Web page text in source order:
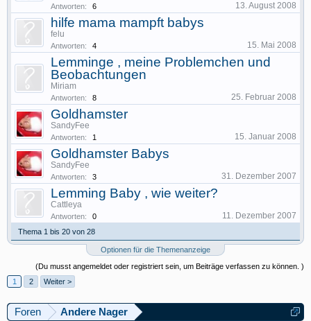
Antworten: 6 13. August 2008
hilfe mama mampft babys
felu
Antworten: 4 15. Mai 2008
Lemminge , meine Problemchen und
Beobachtungen
Miriam
Antworten: 8 25. Februar 2008
Goldhamster
SandyFee
Antworten: 1 15. Januar 2008
Goldhamster Babys
SandyFee
Antworten: 3 31. Dezember 2007
Lemming Baby , wie weiter?
Cattleya
Antworten: 0 11. Dezember 2007
Thema 1 bis 20 von 28
Optionen für die Themenanzeige
(Du musst angemeldet oder registriert sein, um Beiträge verfassen zu können. )
1
2 Weiter >
Foren Andere Nager